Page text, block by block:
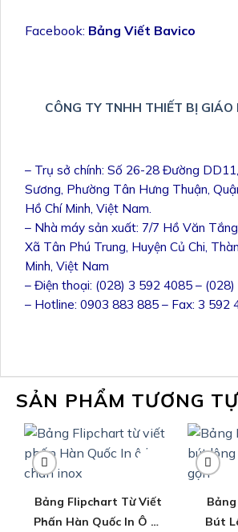
Facebook: Bảng Viết Bavico
CÔNG TY TNHH THIẾT BỊ GIÁO
– Trụ sở chính: Số 26-28 Đường
Sương, Phường Tân Hưng Thuận,
Hồ Chí Minh, Việt Nam.
– Nhà máy sản xuất: 7/7 Hồ Văn
Xã Tân Phú Trung, Huyện Củ Chi,
Minh, Việt Nam
– Điện thoại: (028) 3 592 4085 –
– Hotline: 0903 883 885 – Fax: 3 592
SẢN PHẨM TƯƠNG
Bảng Flipchart Từ Viết
Phấn Hàn Quốc In Ô Ly
Bút